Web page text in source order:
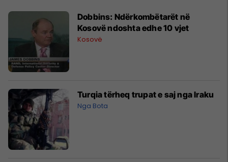
Dobbins: Ndërkombëtarët në
Kosovë ndoshta edhe 10 vjet
Kosovë
Turqia tërheq trupat e saj nga Iraku
Nga Bota